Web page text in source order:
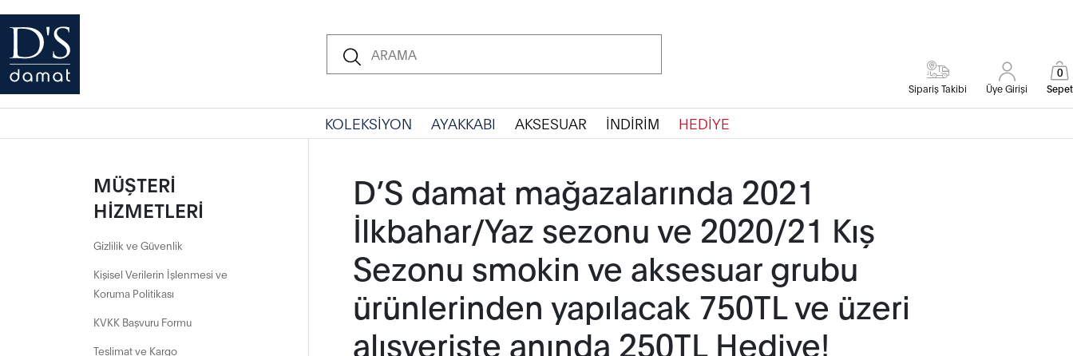
Sipariş Takibi Üye Girişi Sepet
0
KOLEKSİYON AYAKKABI AKSESUAR İNDİRİM HEDİYE
MÜŞTERİ
HİZMETLERİ
Gizlilik ve Güvenlik
Kişisel Verilerin İşlenmesi ve
Koruma Politikası
KVKK Başvuru Formu
Teslimat ve Kargo
D’S damat mağazalarında 2021
İlkbahar/Yaz sezonu ve 2020/21 Kış
Sezonu smokin ve aksesuar grubu
ürünlerinden yapılacak 750TL ve üzeri
alışverişte anında 250TL Hediye!